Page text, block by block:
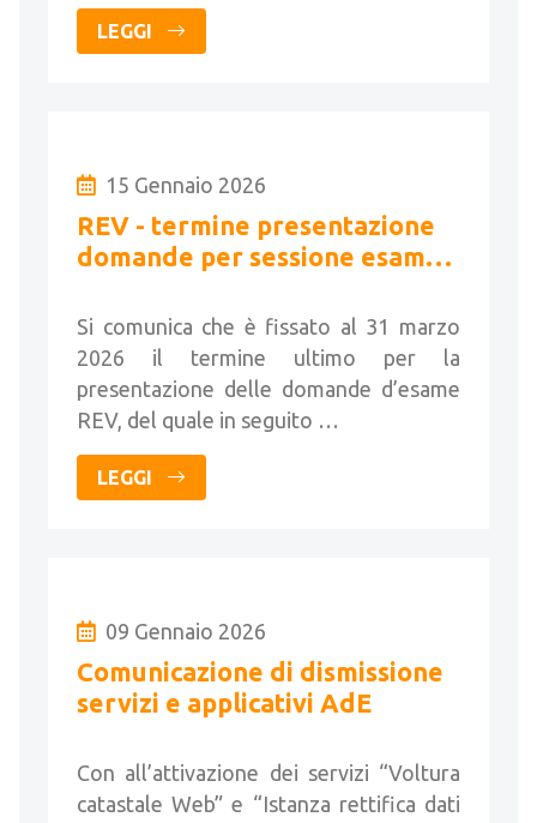
LEGGI
15 Gennaio 2026
REV - termine presentazione
domande per sessione esame
Si comunica che è fissato al 31 marzo
2026 il termine ultimo per la
presentazione delle domande d’esame
REV, del quale in seguito …
LEGGI
09 Gennaio 2026
Comunicazione di dismissione
servizi e applicativi AdE
Con all’attivazione dei servizi “Voltura
catastale Web” e “Istanza rettifica dati